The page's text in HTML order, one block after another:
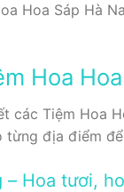
Hoa Sáp Hà
Hoa
các Tiệm Hoa
từng địa điểm
– Hoa tươi,